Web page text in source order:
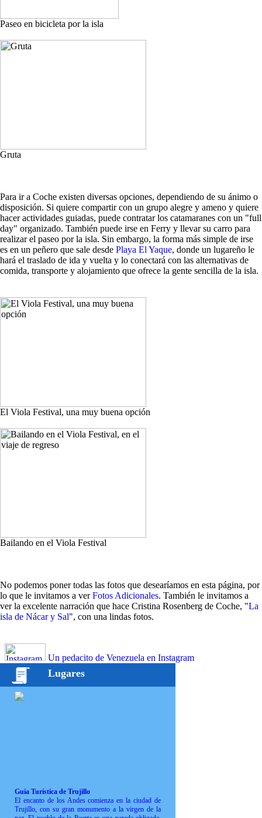
Paseo en bicicleta por la isla
Gruta
Para ir a Coche existen diversas opciones, dependiendo de su ánimo o
disposición. Si quiere compartir con un grupo alegre y ameno y quiere
hacer actividades guiadas, puede contratar los catamaranes con un "full
day" organizado. También puede irse en Ferry y llevar su carro para
realizar el paseo por la isla. Sin embargo, la forma más simple de irse
es en un peñero que sale desde Playa El Yaque, donde un lugareño le
hará el traslado de ida y vuelta y lo conectará con las alternativas de
comida, transporte y alojamiento que ofrece la gente sencilla de la isla.
El Viola Festival, una muy buena opción
Bailando en el Viola Festival
No podemos poner todas las fotos que desearíamos en esta página, por
lo que le invitamos a verFotos Adicionales. También le invitamos a
ver la excelente narración que hace Cristina Rosenberg de Coche, "La
isla de Nácar y Sal", con una lindas fotos.
Un pedacito de Venezuela en Instagram
Lugares
Guía Turística de Trujillo
El encanto de los Andes comienza en la ciudad de
Trujillo, con su gran monumento a la virgen de la